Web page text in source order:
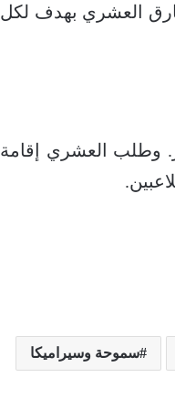
العشري بهدف لكل
وطلب العشري إقامة
سموحة وسيراميكا